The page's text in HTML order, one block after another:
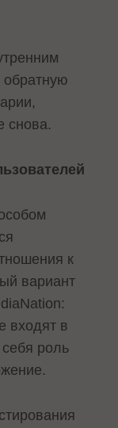
обратную
снова.
к
вариант
входят в
роль